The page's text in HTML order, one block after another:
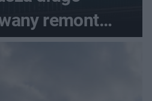
remont